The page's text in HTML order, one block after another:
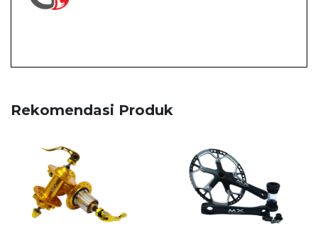
Rekomendasi Produk